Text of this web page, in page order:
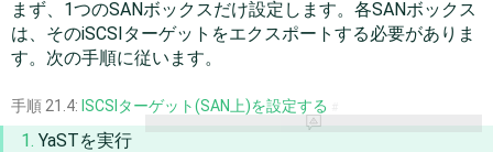
まず、1つのSANボックスだけ設定します。各SANボックス
は、そのiSCSIターゲットをエクスポートする必要がありま
す。次の手順に従います。
手順 21.4: ISCSIターゲット(SAN上)を設定する
YaSTを実行